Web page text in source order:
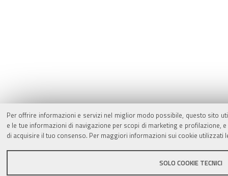
Per offrire informazioni e servizi nel miglior modo possibile, questo sito
e le tue informazioni di navigazione per scopi di marketing e
di acquisire il tuo consenso. Per maggiori informazioni sui cookie utilizzati
SOLO COOKIE TECNICI